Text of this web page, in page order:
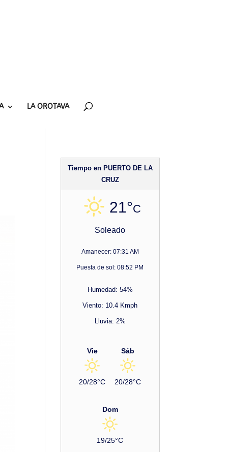
LA OROTAVA
Tiempo en PUERTO DE LA
CRUZ
21°C
Soleado
Amanecer: 07:31 AM
Puesta de sol: 08:52 PM
Humedad: 54%
Viento: 10.4 Kmph
Lluvia: 2%
Vie
20/28°C
Sáb
20/28°C
Dom
19/25°C